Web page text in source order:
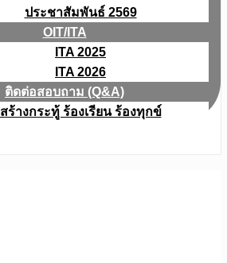
ประชาสัมพันธ์ 2569
OIT/ITA
ITA 2025
ITA 2026
ติดต่อสอบถาม (Q&A)
สร้างกระทู้ ร้องเรียน ร้องทุกข์